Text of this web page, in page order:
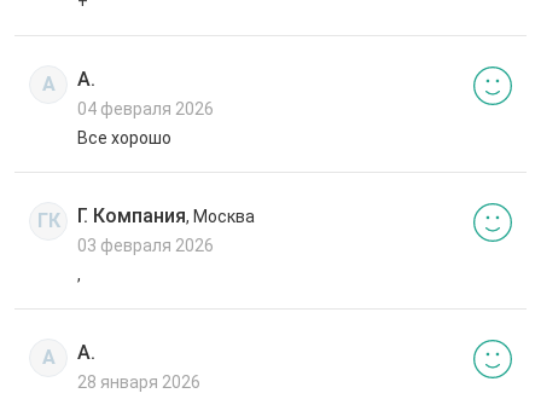
А А.
04 февраля 2026
Все хорошо
ГК Г. Компания, Москва
03 февраля 2026
,
А А.
28 января 2026